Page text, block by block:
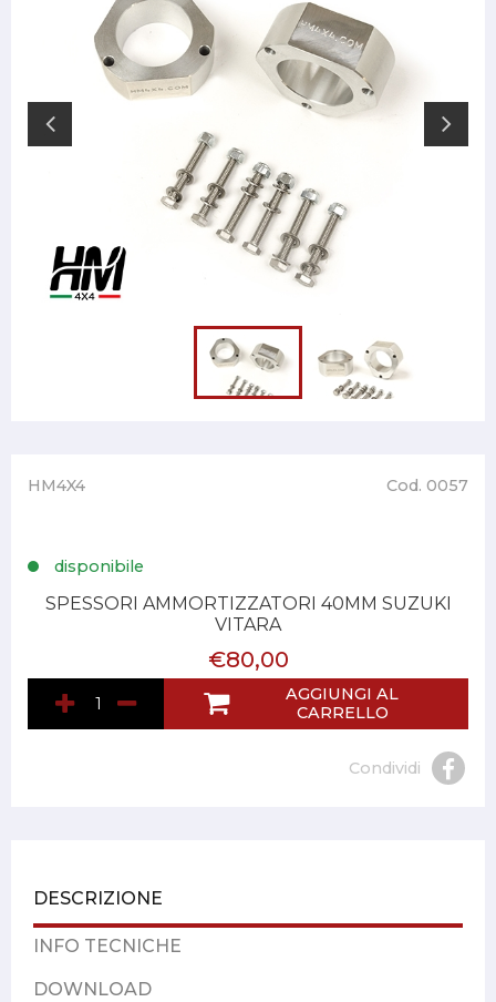
HM4X4 Cod. 0057
disponibile
SPESSORI AMMORTIZZATORI 40MM SUZUKI
VITARA
€80,00
AGGIUNGI AL
CARRELLO
Condividi
DESCRIZIONE
INFO TECNICHE
DOWNLOAD